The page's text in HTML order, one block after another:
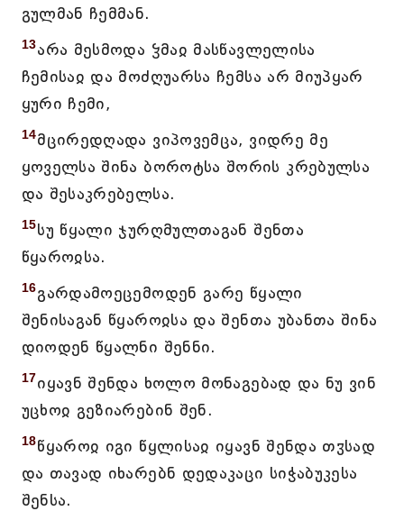
გულმან ჩემმან.
13არა მესმოდა ჴმაჲ მასწავლელისა
ჩემისაჲ და მოძღუარსა ჩემსა არ მიუპყარ
ყური ჩემი,
14მცირედღადა ვიპოვემცა, ვიდრე მე
ყოველსა შინა ბოროტსა შორის კრებულსა
და შესაკრებელსა.
15სუ წყალი ჯურღმულთაგან შენთა
წყაროჲსა.
16გარდამოეცემოდენ გარე წყალი
შენისაგან წყაროჲსა და შენთა უბანთა შინა
დიოდენ წყალნი შენნი.
17იყავნ შენდა ხოლო მონაგებად და ნუ ვინ
უცხოჲ გეზიარებინ შენ.
18წყაროჲ იგი წყლისაჲ იყავნ შენდა თჳსად
და თავად იხარებნ დედაკაცი სიჭაბუკესა
შენსა.